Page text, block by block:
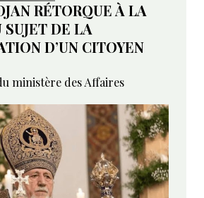
RÉTORQUE À LA
SUJET DE LA
D’UN CITOYEN
ministère des Affaires